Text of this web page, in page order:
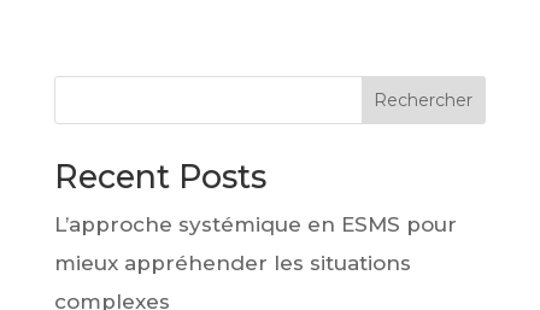
Rechercher
Recent Posts
L’approche systémique en ESMS pour
mieux appréhender les situations
complexes